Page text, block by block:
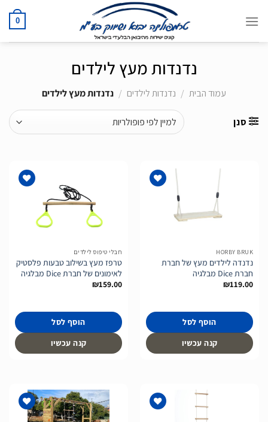
0
נדנדות מעץ לילדים
עמוד הבית / נדנדות לילדים / נדנדות מעץ לילדים
סנן
HORBY BRUK
נדנדה לילדים מעץ של חברת
חברת Dice מבלגיה
₪119.00
הוסף לסל
קנה עכשיו
חבלי טיפוס לילדים
טרפז מעץ בשילוב טבעות פלסטיק
לאימונים של חברת Dice מבלגיה
₪159.00
הוסף לסל
קנה עכשיו